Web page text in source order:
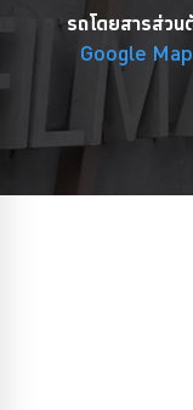
รถโดยสารส่วน
Google Map